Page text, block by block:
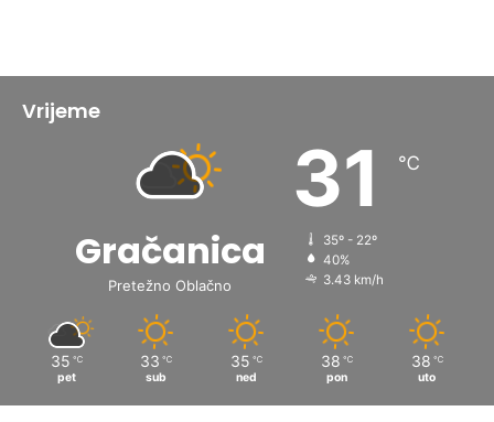
Vrijeme
Gračanica
Pretežno Oblačno
31 ℃
35º - 22º
40%
3.43 km/h
35 ℃
pet
33 ℃
sub
35 ℃
ned
38 ℃
pon
38 ℃
uto